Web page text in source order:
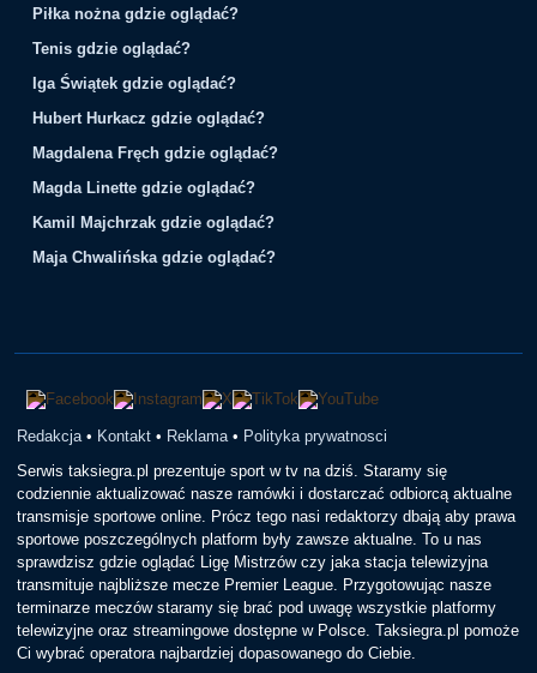
Piłka nożna gdzie oglądać?
Tenis gdzie oglądać?
Iga Świątek gdzie oglądać?
Hubert Hurkacz gdzie oglądać?
Magdalena Fręch gdzie oglądać?
Magda Linette gdzie oglądać?
Kamil Majchrzak gdzie oglądać?
Maja Chwalińska gdzie oglądać?
Redakcja • Kontakt • Reklama • Polityka prywatnosci
Serwis taksiegra.pl prezentuje sport w tv na dziś. Staramy się
codziennie aktualizować nasze ramówki i dostarczać odbiorcą aktualne
transmisje sportowe online. Prócz tego nasi redaktorzy dbają aby prawa
sportowe poszczególnych platform były zawsze aktualne. To u nas
sprawdzisz gdzie oglądać Ligę Mistrzów czy jaka stacja telewizyjna
transmituje najbliższe mecze Premier League. Przygotowując nasze
terminarze meczów staramy się brać pod uwagę wszystkie platformy
telewizyjne oraz streamingowe dostępne w Polsce. Taksiegra.pl pomoże
Ci wybrać operatora najbardziej dopasowanego do Ciebie.